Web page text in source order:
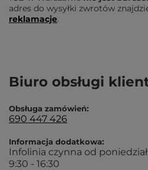
adres do wysyłki zwrotów
reklamacje.
Biuro obsługi
Obsługa zamówień:
690 447 426
Informacja dodatkowa:
Infolinia czynna od
9:30 - 16:30